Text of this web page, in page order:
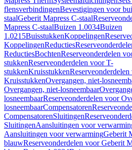
flensverbindingenBevestigingen voor
staalGeberit Mapress C-staal
Mapress C-staalBuizen 1.0034Buizen
1.0215BuisstukkenKoppelingen
KoppelingenReducties
ReductiesBochtenReserveonderdelen
stukkenReserveonderdelen voor T-
stukkenKruisstukkenReserveonderdelen
KruisstukkenOvergangen, niet-
Overgangen, niet-losneembaar
losneembaarReserveonderdelen voor
losneembaarCompensatoren
CompensatorenSluitingen
SluitingenAansluitingen voor
Aansluitingen voor verwarmingGeberit
blauwReserveonderdelen voor Geberit